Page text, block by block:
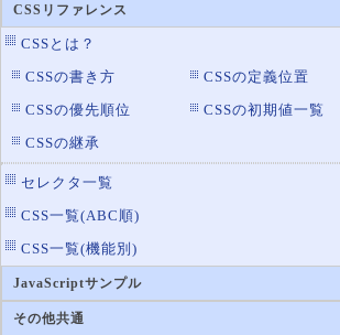
justify-conte
nt
コンテナ内の水平方向の揃え方
order flexコンテナ内の並び順
display ボックスの種類
CSSリファレンス
CSSとは？
CSSの書き方
CSSの定義位置
CSSの優先順位
CSSの初期値一覧
CSSの継承
セレクタ一覧
CSS一覧(ABC順)
CSS一覧(機能別)
JavaScriptサンプル
その他共通